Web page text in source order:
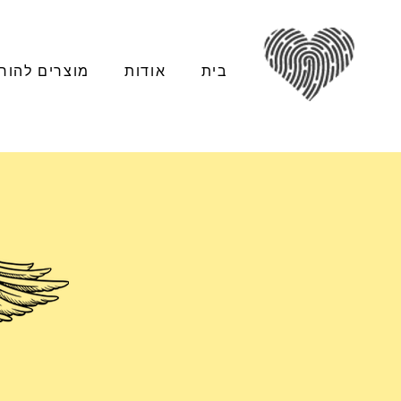
מוצרים אודות בית